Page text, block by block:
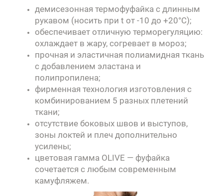
демисезонная термофуфайка с длинным
рукавом (носить при t от -10 до +20°C);
обеспечивает отличную терморегуляцию:
охлаждает в жару, согревает в мороз;
прочная и эластичная полиамидная ткань
с добавлением эластана и
полипропилена;
фирменная технология изготовления с
комбинированием 5 разных плетений
ткани;
отсутствие боковых швов и выступов,
зоны локтей и плеч дополнительно
усилены;
цветовая гамма OLIVE — фуфайка
сочетается с любым современным
камуфляжем.